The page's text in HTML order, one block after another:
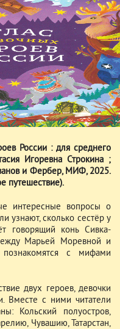
России : для среднего
Игоревна Строкина ;
и Фербер, МИФ, 2025.
путешествие).
интересные вопросы о
узнают, сколько сестёр у
говорящий конь Сивка-
Марьей Моревной и
с мифами
двух героев, девочки
Вместе с ними читатели
Кольский полуостров,
Чувашию, Татарстан,